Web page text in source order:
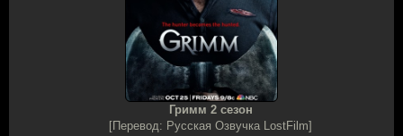
Гримм 2 сезон
[Перевод: Русская Озвучка LostFilm]